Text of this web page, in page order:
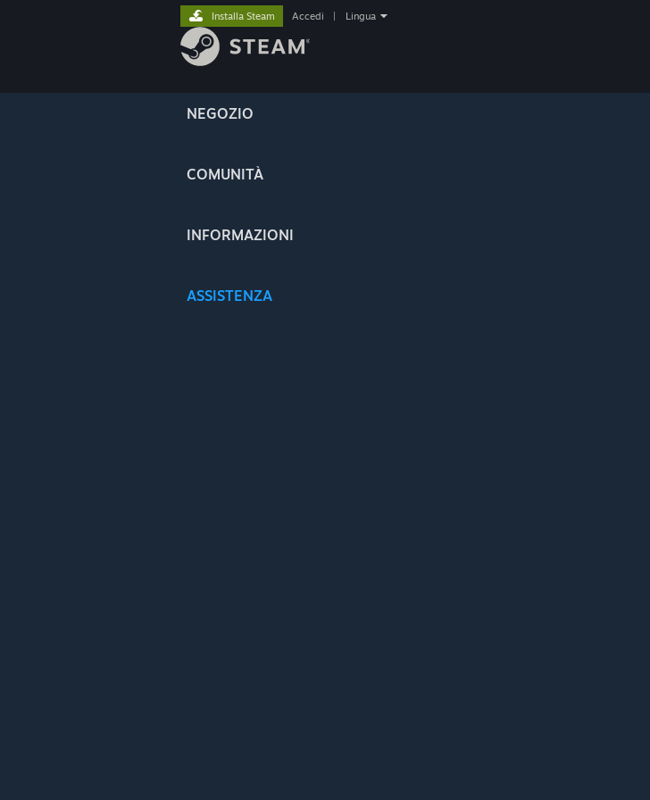
NEGOZIO
COMUNITÀ
INFORMAZIONI
ASSISTENZA
Installa Steam Accedi Lingua